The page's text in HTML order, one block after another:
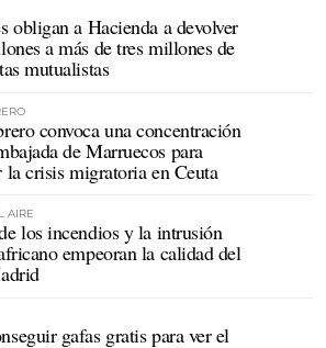
obligan a Hacienda a devolver
a más de tres millones de
mutualistas
convoca una concentración
de Marruecos para
la crisis migratoria en Ceuta
AIRE
los incendios y la intrusión
empeoran la calidad del
gafas gratis para ver el